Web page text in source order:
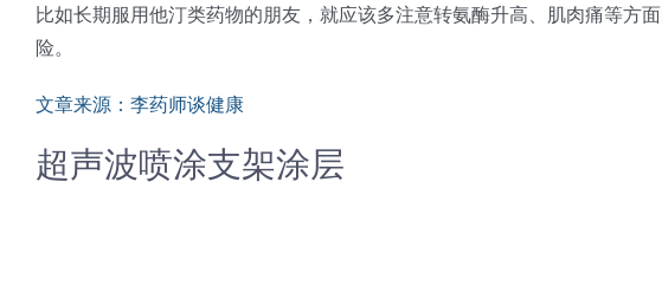
比如长期服用他汀类药物的朋友，就应该多注意转氨酶升高、肌肉痛等方
险。
文章来源：李药师谈健康
超声波喷涂支架涂层